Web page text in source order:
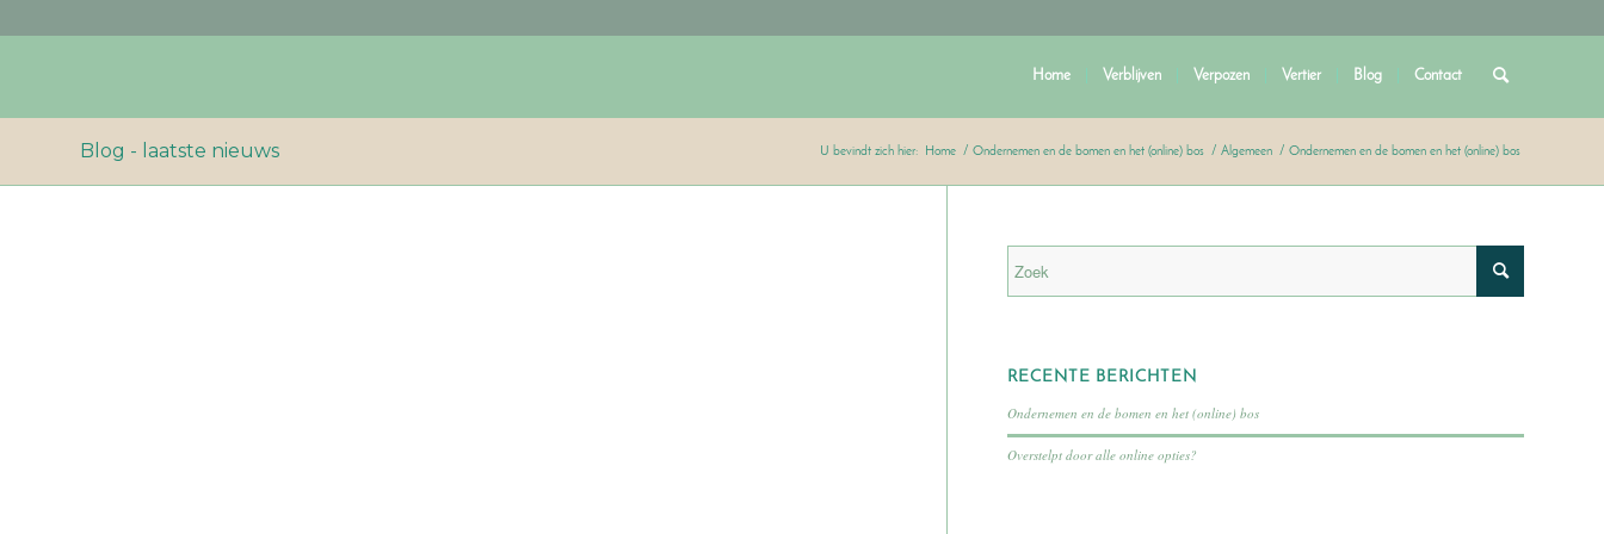
Home Verblijven Verpozen Vertier Blog Contact
Blog - laatste nieuws U bevindt zich hier: Home / Ondernemen en de bomen en het (online) bos / Algemeen / Ondernemen en de bomen en het (online) bos
RECENTE BERICHTEN
Ondernemen en de bomen en het (online) bos
Overstelpt door alle online opties?